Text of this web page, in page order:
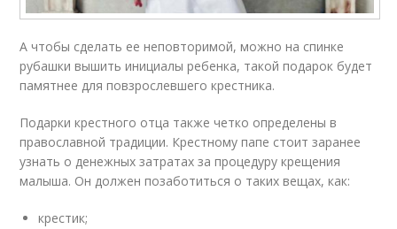
А чтобы сделать ее неповторимой, можно на спинке
рубашки вышить инициалы ребенка, такой подарок будет
памятнее для повзрослевшего крестника.
Подарки крестного отца также четко определены в
православной традиции. Крестному папе стоит заранее
узнать о денежных затратах за процедуру крещения
малыша. Он должен позаботиться о таких вещах, как:
крестик;